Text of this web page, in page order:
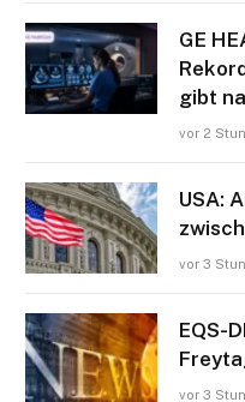
GE
gibt
vor 2
USA:
vor 3
EQS-
vor 3